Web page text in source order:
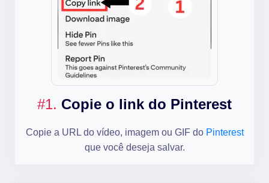
#1. Copie o link do Pinterest
Copie a URL do vídeo, imagem ou GIF do Pinterest
que você deseja salvar.